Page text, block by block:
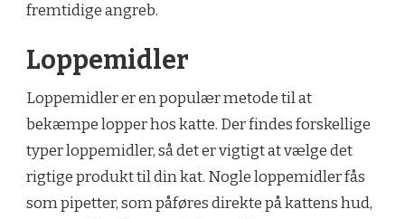
fremtidige angreb.
Loppemidler
Loppemidler er en populær metode til at
bekæmpe lopper hos katte. Der findes forskellige
typer loppemidler, så det er vigtigt at vælge det
rigtige produkt til din kat. Nogle loppemidler fås
som pipetter, som påføres direkte på kattens hud,